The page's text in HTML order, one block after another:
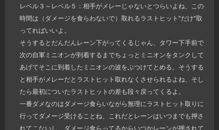
レベル３～レベル５：相手がメレーじゃないとつらいよね、この
時間は（ダメージを食らわないで）取れるラストヒット"だけ"取
ってればいいよ。
そうするとだんだんレーン下がってくるじゃん、タワー下手前で
次の自軍ミニオンが到着するまでちょっとミニオンをタンクして
あげてそこに到着したミニオンの波をぶつけてとめる。そうする
と相手がメレーだとラストヒット取れなくさせられるよね、そし
たら最初についたラストヒットの差も段々戻ってくるよ。
一番ダメなのはダメージ食らいながら無理にラストヒット取りに
行ってダメージ受けることね、これだとレーンはいつまでも押さ
れてこないし、ダメージ食らってるからいつかレーンが押されて